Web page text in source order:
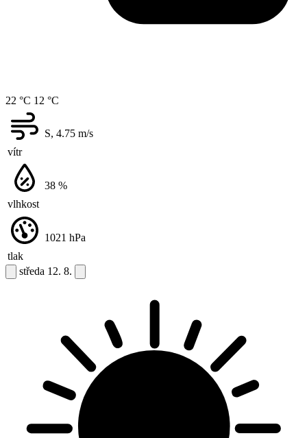
22 °C 12 °C
vítr
S, 4.75 m/s
vlhkost
38 %
tlak
1021 hPa
středa 12. 8.